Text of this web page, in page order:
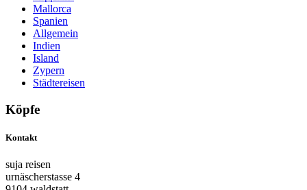
Mallorca
Spanien
Allgemein
Indien
Island
Zypern
Städtereisen
Köpfe
Kontakt
suja reisen
urnäscherstasse 4